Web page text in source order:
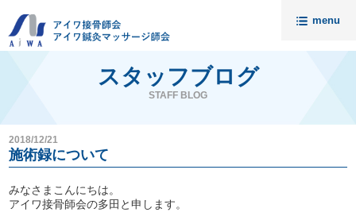
menu
アイワについて
請求代行・開業支援
セミナー
入会案内
スタッフブログ
STAFF BLOG
2018/12/21
施術録について
みなさまこんにちは。
アイワ接骨師会の多田と申します。